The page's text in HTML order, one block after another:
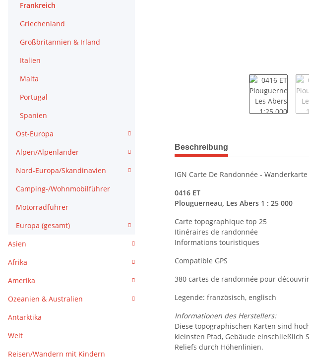
weitere Registerkarten anzeigen
Beschreibung
IGN Carte De Randonnée -
0416 ET
Plouguerneau, Les Abers 1 : 25 000
Carte topographique top 25
Itinéraires de randonnée
Informations touristiques
Compatible GPS
380 cartes de randonnée pour
Legende: französisch, englisch
Informationen des Herstellers:
Diese topographischen Karten sind
kleinsten Pfad, Gebäude einschließlich
Reliefs durch Höhenlinien.
Frankreich
Griechenland
Großbritannien & Irland
Italien
Malta
Portugal
Spanien
Ost-Europa
Alpen/Alpenländer
Nord-Europa/Skandinavien
Camping-/Wohnmobilführer
Motorradführer
Europa (gesamt)
Asien
Afrika
Amerika
Ozeanien & Australien
Antarktika
Welt
Reisen/Wandern mit Kindern